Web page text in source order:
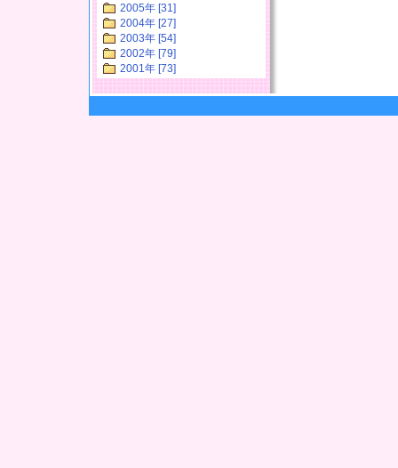
2005年 [31]
2004年 [27]
2003年 [54]
2002年 [79]
2001年 [73]